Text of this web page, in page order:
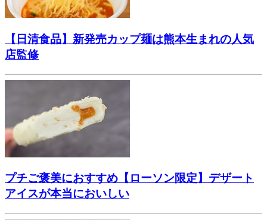
【日清食品】新発売カップ麺は熊本生まれの人気
店監修
プチご褒美におすすめ【ローソン限定】デザート
アイスが本当においしい